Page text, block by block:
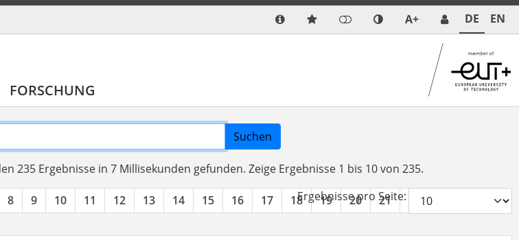
A+ DE EN
FORSCHUNG
Suchen
235 Ergebnisse in 7 Millisekunden gefunden. Zeige Ergebnisse 1 bis 10 von 235.
8 9 10 11 12 13 14 15 16 17 18 19 20 21 »
Ergebnisse pro Seite: